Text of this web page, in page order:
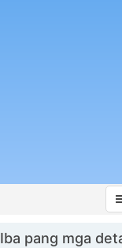
Iba pang mga